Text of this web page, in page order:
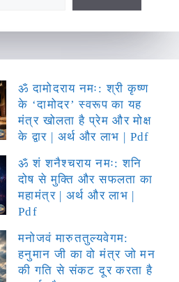
ॐ दामोदराय नमः: श्री कृष्ण
के ‘दामोदर’ स्वरूप का यह
मंत्र खोलता है प्रेम और मोक्ष
के द्वार | अर्थ और लाभ | Pdf
ॐ शं शनैश्चराय नमः: शनि
दोष से मुक्ति और सफलता का
महामंत्र | अर्थ और लाभ |
Pdf
मनोजवं मारुततुल्यवेगम:
हनुमान जी का वो मंत्र जो मन
की गति से संकट दूर करता है